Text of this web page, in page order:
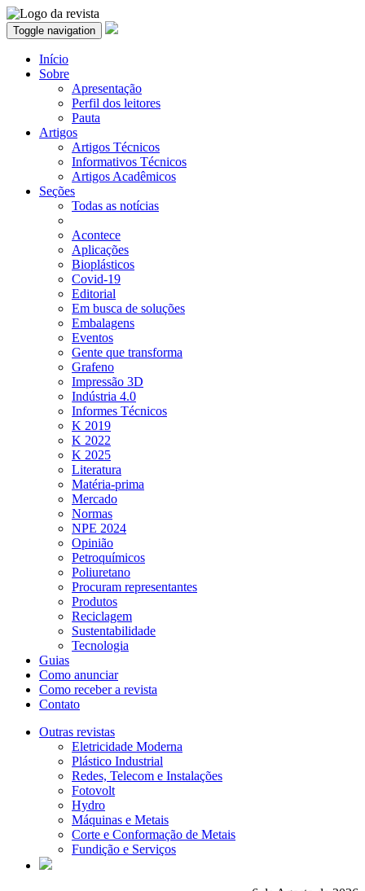
Toggle navigation
Início
Sobre
Apresentação
Perfil dos leitores
Pauta
Artigos
Artigos Técnicos
Informativos Técnicos
Artigos Acadêmicos
Seções
Todas as notícias
Acontece
Aplicações
Bioplásticos
Covid-19
Editorial
Em busca de soluções
Embalagens
Eventos
Gente que transforma
Grafeno
Impressão 3D
Indústria 4.0
Informes Técnicos
K 2019
K 2022
K 2025
Literatura
Matéria-prima
Mercado
Normas
NPE 2024
Opinião
Petroquímicos
Poliuretano
Procuram representantes
Produtos
Reciclagem
Sustentabilidade
Tecnologia
Guias
Como anunciar
Como receber a revista
Contato
Outras revistas
Eletricidade Moderna
Plástico Industrial
Redes, Telecom e Instalações
Fotovolt
Hydro
Máquinas e Metais
Corte e Conformação de Metais
Fundição e Serviços